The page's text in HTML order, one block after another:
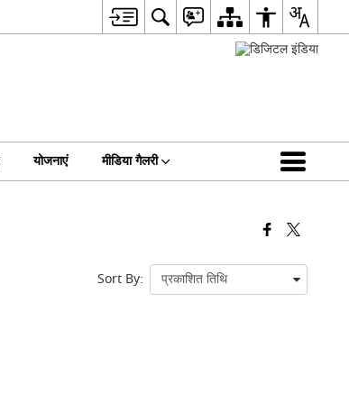
योजनाएं मीडिया गैलरी
Sort By: